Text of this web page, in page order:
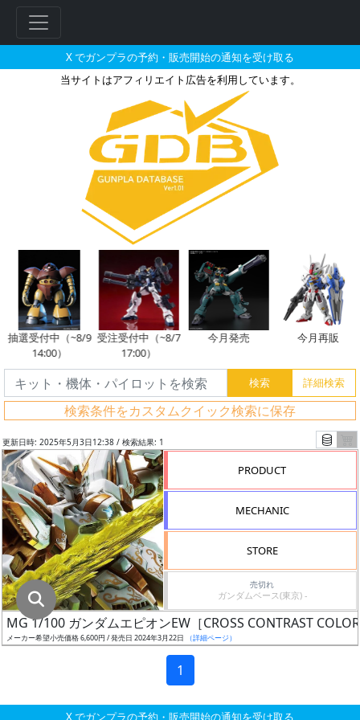
X でガンプラの予約・販売開始の通知を受け取る
当サイトはアフィリエイト広告を利用しています。
MG 1/100 ガンダムエピオンEW［
抽選受付中（~8/9
14:00）
受注受付中（~8/7
17:00）
今月発売 今月再販
検索条件をカスタムクイック検索に保存
グ
レ
ス
ケ
ー
ル
成
形
更新日時: 2025年5月3日12:38 / 検索結果: 1
PRODUCT
MECHANIC
STORE
売切れ
ガンダムベース(東京) -
MG 1/100 ガンダムエピオンEW［CROSS CONTRAST
メーカー希望小売価格 6,600円 / 発売日 2024年3月22日 （詳細ページ）
1
X でガンプラの予約・販売開始の通知を受け取る